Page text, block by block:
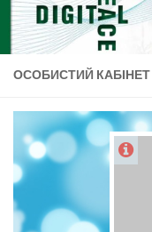
ОСОБИСТИЙ КАБІНЕТ